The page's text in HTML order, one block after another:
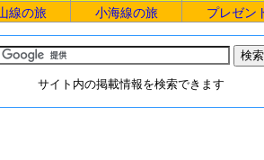
線の旅 小海線の旅 プレゼン
サイト内の掲載情報を検索できます